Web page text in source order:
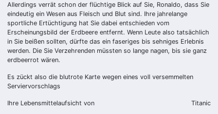
Allerdings verrät schon der flüchtige Blick auf Sie, Ronaldo, dass Sie
eindeutig ein Wesen aus Fleisch und Blut sind. Ihre jahrelange
sportliche Ertüchtigung hat Sie dabei entschieden vom
Erscheinungsbild der Erdbeere entfernt. Wenn Leute also tatsächlich
in Sie beißen sollten, dürfte das ein faseriges bis sehniges Erlebnis
werden. Die Sie Verzehrenden müssten so lange nagen, bis sie ganz
erdbeerrot wären.
Es zückt also die blutrote Karte wegen eines voll versemmelten
Serviervorschlags
Ihre Lebensmittelaufsicht von Titanic